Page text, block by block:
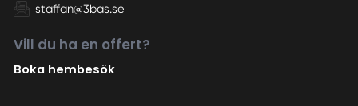
staffan@3bas.se
Vill du ha en offert?
Boka hembesök